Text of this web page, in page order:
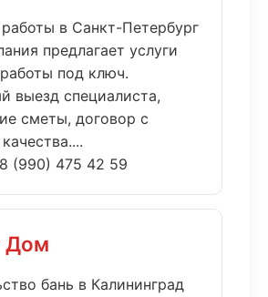
в Санкт-Петербург
предлагает услуги
под ключ.
выезд специалиста,
сметы, договор с
8 (990) 475 42 59
Дом
бань в Калининград